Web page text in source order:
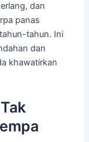
dan
panas
tahun. Ini
dan
khawatirkan